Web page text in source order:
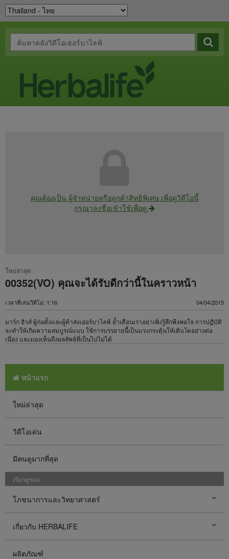
คุณต้องเป็น ผู้จำหน่ายหรือลูกค้าสิทธิพิเศษ เพื่อดูวิดีโอนี้
กรุณาลงชื่อเข้าใช้เพื่อดู
ใหม่ล่าสุด
00352(VO) คุณจะได้รับดีกว่านี้ในคราวหน้า
เวลาที่เล่นวิดีโอ: 1:16 04/04/2015
มาร์ก ฮิวส์ ผู้ก่อตั้งและผู้ค้าส่งเฮอร์บาไลฟ์ ย้ำเตือนเราอย่าเพิ่งรู้สึกพึงพอใจ การปฏิบัติ
จะทำให้เกิดความสมบูรณ์แบบ ใช้การบรรยายนี้เป็นแรงกระตุ้นให้เติบโตอย่างต่อ
เนื่อง และมองเห็นถึงผลลัพธ์ที่เป็นไปไม่ได้
หน้าแรก
ใหม่ล่าสุด
วิดีโอเด่น
มีคนดูมากที่สุด
เรียกดูช่อง
โภชนาการและวิทยาศาสตร์
เกี่ยวกับ HERBALIFE
ผลิตภัณฑ์